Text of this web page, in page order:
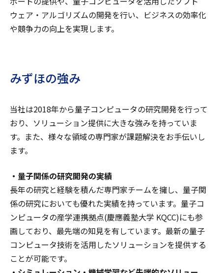
ウェア・アルゴリズムの開発を行い、ビジネスの効率化
や競争力の向上を実現します。
みずほの強み
当社は2018年から量子コンピュータの研究開発を行って
おり、ソリューション提供に大きな強みを持っていま
す。また、様々な領域の専門家が課題解決をお手伝いし
ます。
・量子関係の研究開発の実績
長年の研究と経験を積んだ専門家チームを擁し、量子関
係の研究においても優れた実績を持っています。量子コ
ンピュータの産学連携拠点(慶應義塾大学 KQCC)にも参
画しており、最先端の知見を有しています。最新の量子
コンピュータ技術を活用したソリューションを提供する
ことが可能です。